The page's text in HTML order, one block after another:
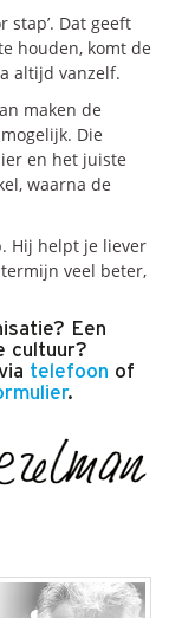
stap’. Dat geeft
houden, komt de
altijd vanzelf.
maken de
Die
en het juiste
waarna de
Hij helpt je liever
veel beter,
Een
cultuur?
telefoon of
.